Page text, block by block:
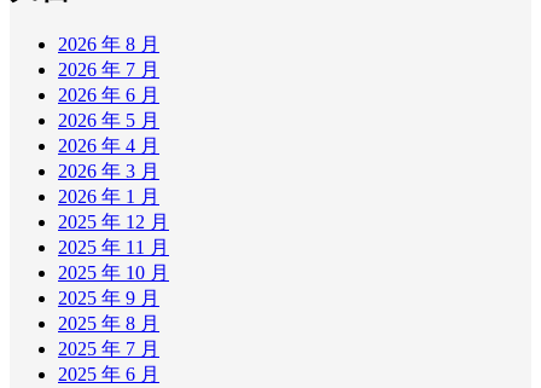
2026 年 8 月
2026 年 7 月
2026 年 6 月
2026 年 5 月
2026 年 4 月
2026 年 3 月
2026 年 1 月
2025 年 12 月
2025 年 11 月
2025 年 10 月
2025 年 9 月
2025 年 8 月
2025 年 7 月
2025 年 6 月